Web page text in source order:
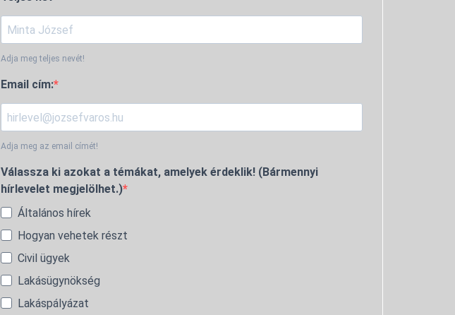
Adja meg teljes nevét!
Email cím:
Adja meg az email címét!
Válassza ki azokat a témákat, amelyek érdeklik! (Bármennyi
hírlevelet megjelölhet.)
Általános hírek
Hogyan vehetek részt
Civil ügyek
Lakásügynökség
Lakáspályázat